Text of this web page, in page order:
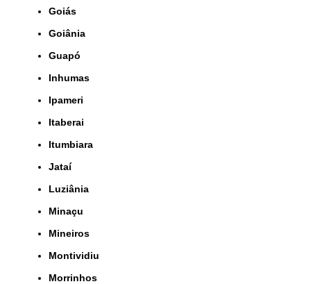
Goiás
Goiânia
Guapó
Inhumas
Ipameri
Itaberai
Itumbiara
Jataí
Luziânia
Minaçu
Mineiros
Montividiu
Morrinhos